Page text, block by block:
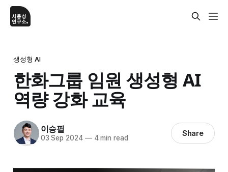
생성형 AI
한화그룹 임원 생성형 AI
역량 강화 교육
이승필
03 Sep 2024 —4 min read Share